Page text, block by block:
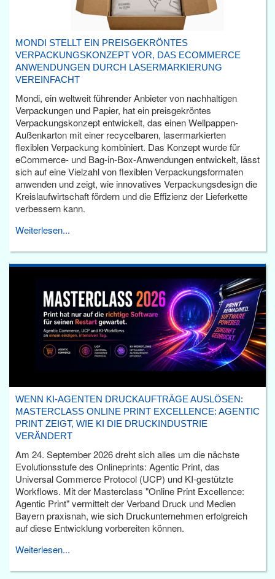
MONDI STELLT EIN PREISGEKRÖNTES
VERPACKUNGSKONZEPT VOR, DAS ECOMMERCE
ANWENDUNGEN DURCH LASERMARKIERUNG
VEREINFACHT
Mondi, ein weltweit führender Anbieter von nachhaltigen
Verpackungen und Papier, hat ein preisgekröntes
Verpackungskonzept entwickelt, das einen Wellpappen-
Außenkarton mit einer recycelbaren, lasermarkierten
flexiblen Verpackung kombiniert. Das Konzept wurde für
eCommerce- und Bag-in-Box-Anwendungen entwickelt, lässt
sich auf eine Vielzahl von flexiblen Verpackungsformaten
anwenden und zeigt, wie innovatives Verpackungsdesign die
Kreislaufwirtschaft fördern und die Effizienz der Lieferkette
verbessern kann.
Weiterlesen...
WENN KI-AGENTEN DRUCKAUFTRÄGE AUSLÖSEN:
MASTERCLASS ONLINE PRINT EXCELLENCE: AGENTIC
PRINT ZEIGT, WIE KI DIE DRUCKINDUSTRIE
VERÄNDERT
Am 24. September 2026 dreht sich alles um die nächste
Evolutionsstufe des Onlineprints: Agentic Print, das
Universal Commerce Protocol (UCP) und KI-gestützte
Workflows. Mit der Masterclass "Online Print Excellence:
Agentic Print" vermittelt der Verband Druck und Medien
Bayern praxisnah, wie sich Druckunternehmen erfolgreich
auf diese Entwicklung vorbereiten können.
Weiterlesen...